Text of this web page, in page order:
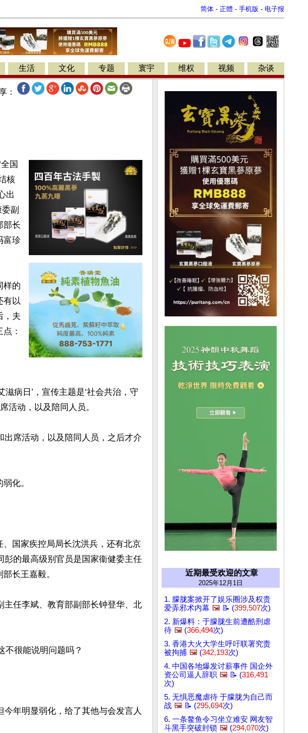
简体 - 正體 - 手机版 - 电子报
生活 文化 专题 寰宇 维权 视频 杂谈
：
国
核
出
副
部长
富珍
样的
有以
，夫
：
病日’，宣传主题是‘社会共治，守
活动，以及陪同人员。
席活动，以及陪同人员，之后才介
化。
国家疾控局局长沈洪兵，还有北京
彭的最高级别官员是国家衞健委主任
长王嘉毅。
主任李斌、教育部副部长钟登华、北
不很能说明问题吗？
年明显弱化，给了其他与会发言人
近期最受欢迎的文章
2025年12月1日
1. 朦胧案掀开了娱乐圈涉及权贵
爱弄邪术内幕 🖼️ 📝 (399,507次)
2. 新爆料：于朦胧生前遭酷刑虐
待 🖼️ (366,494次)
3. 香港大火大学生呼吁联署究责
被拘捕 🖼️ (342,193次)
4. 中国各地爆发讨薪事件 国企外
资公司逼人辞职 🖼️ 📝 (316,491
次)
5. 无惧恶魔虐待 于朦胧为自己而
战 🖼️ 📝 (295,694次)
6. 一条鳌鱼令习坐立难安 网友智
斗黑手突破封锁 🖼️ (294,070次)